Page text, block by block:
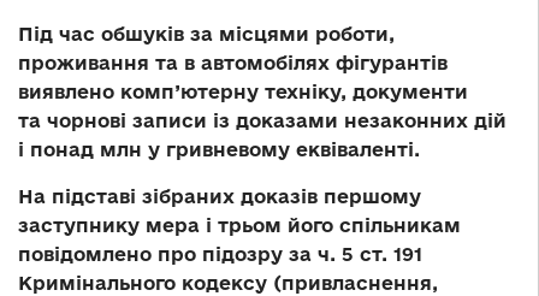
Під час обшуків за місцями роботи,
проживання та в автомобілях фігурантів
виявлено комп’ютерну техніку, документи
та чорнові записи із доказами незаконних дій
і понад млн у гривневому еквіваленті.
На підставі зібраних доказів першому
заступнику мера і трьом його спільникам
повідомлено про підозру за ч. 5 ст. 191
Кримінального кодексу (привласнення,